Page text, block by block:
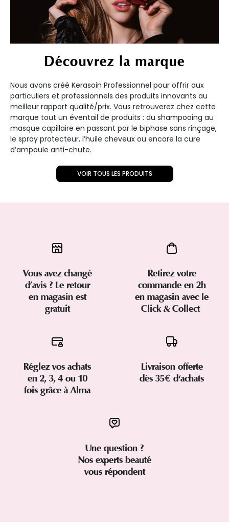
Découvrez la marque
Nous avons créé Kerasoin Professionnel pour offrir aux
particuliers et professionnels des produits innovants au
meilleur rapport qualité/prix. Vous retrouverez chez cette
marque tout un éventail de produits : du shampooing au
masque capillaire en passant par le biphase sans rinçage,
le spray protecteur, l’huile cheveux ou encore la cure
d’ampoule anti-chute.
VOIR TOUS LES PRODUITS
Vous avez changé
d’avis ? Le retour
en magasin est
gratuit
Retirez votre
commande en 2h
en magasin avec le
Click & Collect
Réglez vos achats
en 2, 3, 4 ou 10
fois grâce à Alma
Livraison offerte
dès 35€ d'achats
Une question ?
Nos experts beauté
vous répondent